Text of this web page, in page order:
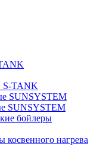
S-TANK
SUNSYSTEM
SUNSYSTEM
бойлеры
нагрева